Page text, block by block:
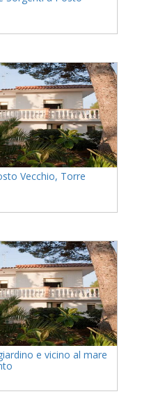
Vecchio, Torre
e vicino al mare